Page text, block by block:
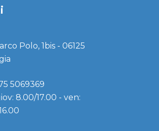
Polo, 1bis - 06125
5069369
8.00/17.00 - ven: